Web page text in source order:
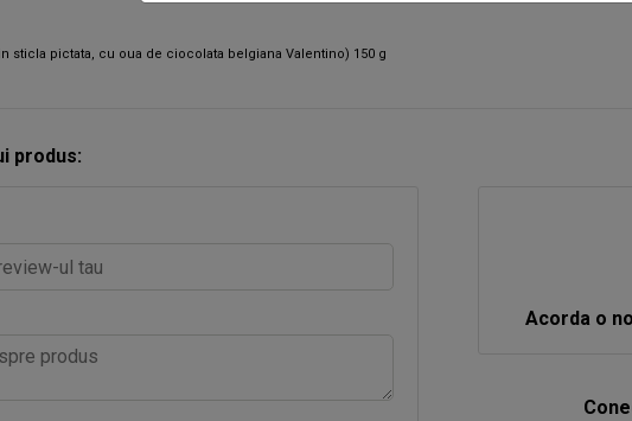
sticla pictata, cu oua de ciocolata belgiana Valentino) 150 g
produs:
Acorda o